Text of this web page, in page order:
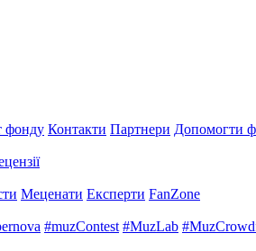
фонду Контакти Партнери Допомогти
Меценати Експерти FanZone
#muzContest #MuzLab